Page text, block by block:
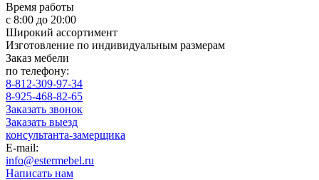
Время работы
с 8:00 до 20:00
Широкий ассортимент
Изготовление по индивидуальным размерам
Заказ мебели
по телефону:
8-812-309-97-34
8-925-468-82-65
Заказать звонок
Заказать выезд
консультанта-замерщика
E-mail:
info@estermebel.ru
Написать нам